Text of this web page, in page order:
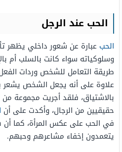
الحب عند الرجل
الحب عبارة عن شعور داخلي يظهر
وسلوكياته سواء كانت بالسلب أم
طريقة التعامل للشخص وردات
علاوة على أنه يجعل الشخص يشعر
بالاشتياق، فلقد أجريت مجموعة
حقيقيين من الرجال، وأكدت على أن
في الحب على عكس المرأة، كما أن
يتعمدون إخفاء مشاعرهم وحبهم.